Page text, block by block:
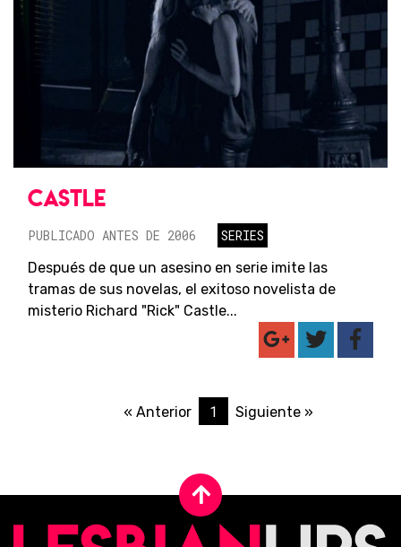
CASTLE
PUBLICADO ANTES DE 2006
SERIES
Después de que un asesino en serie imite las
tramas de sus novelas, el exitoso novelista de
misterio Richard "Rick" Castle...
« Anterior 1 Siguiente »